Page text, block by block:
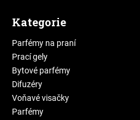
Kategorie
Parfémy na praní
Prací gely
Bytové parfémy
Difuzéry
Voňavé visačky
Parfémy